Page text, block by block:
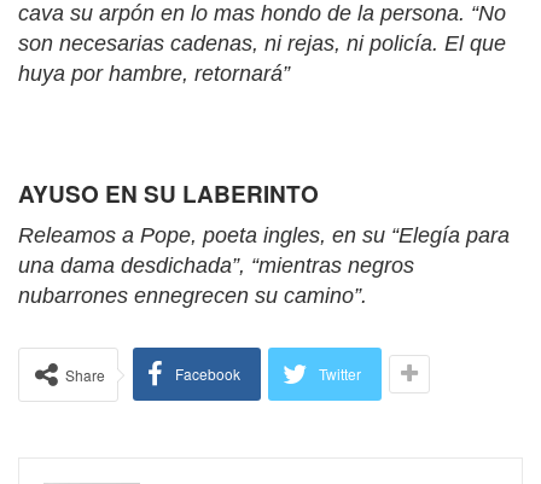
cava su arpón en lo mas hondo de la persona. “No
son necesarias cadenas, ni rejas, ni policía. El que
huya por hambre, retornará”
AYUSO EN SU LABERINTO
Releamos a Pope, poeta ingles, en su “Elegía para
una dama desdichada”, “mientras negros
nubarrones ennegrecen su camino”.
Share Facebook Twitter